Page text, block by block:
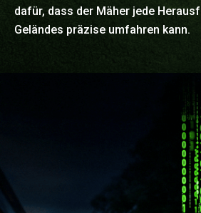
dafür, dass der Mäher jede
Geländes präzise umfahren kann.